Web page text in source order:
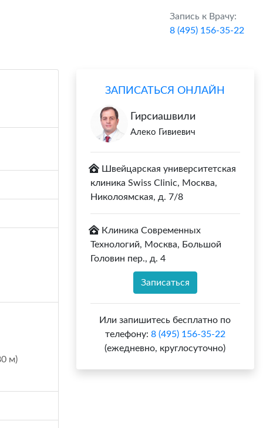
Запись к Врачу:
8 (495) 156-35-22
м)
ЗАПИСАТЬСЯ ОНЛАЙН
Гирсиашвили
Алеко Гивиевич
Швейцарская университетская
клиника Swiss Clinic, Москва,
Николоямская, д. 7/8
Клиника Современных
Технологий, Москва, Большой
Головин пер., д. 4
Записаться
Или запишитесь бесплатно по
телефону: 8 (495) 156-35-22
(ежедневно, круглосуточно)